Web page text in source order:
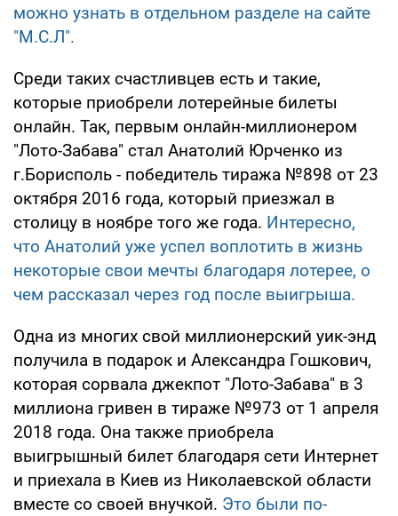
можно узнать в отдельном разделе на сайте
"М.С.Л".
Среди таких счастливцев есть и такие,
которые приобрели лотерейные билеты
онлайн. Так, первым онлайн-миллионером
"Лото-Забава" стал Анатолий Юрченко из
г.Борисполь - победитель тиража №898 от 23
октября 2016 года, который приезжал в
столицу в ноябре того же года. Интересно,
что Анатолий уже успел воплотить в жизнь
некоторые свои мечты благодаря лотерее, о
чем рассказал через год после выигрыша.
Одна из многих свой миллионерский уик-энд
получила в подарок и Александра Гошкович,
которая сорвала джекпот "Лото-Забава" в 3
миллиона гривен в тираже №973 от 1 апреля
2018 года. Она также приобрела
выигрышный билет благодаря сети Интернет
и приехала в Киев из Николаевской области
вместе со своей внучкой. Это были по-